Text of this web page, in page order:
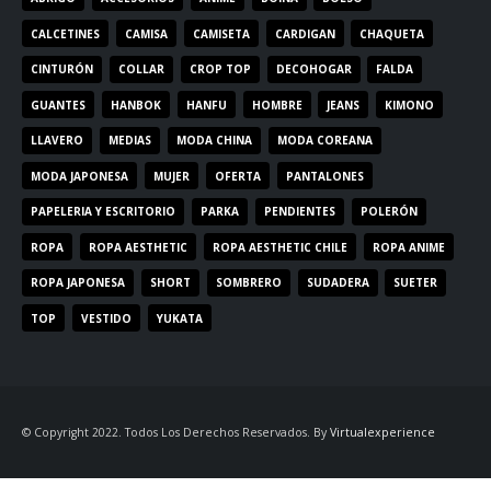
CALCETINES CAMISA CAMISETA CARDIGAN CHAQUETA
CINTURÓN COLLAR CROP TOP DECOHOGAR FALDA
GUANTES HANBOK HANFU HOMBRE JEANS KIMONO
LLAVERO MEDIAS MODA CHINA MODA COREANA
MODA JAPONESA MUJER OFERTA PANTALONES
PAPELERIA Y ESCRITORIO PARKA PENDIENTES POLERÓN
ROPA ROPA AESTHETIC ROPA AESTHETIC CHILE ROPA ANIME
ROPA JAPONESA SHORT SOMBRERO SUDADERA SUETER
TOP VESTIDO YUKATA
© Copyright 2022. Todos Los Derechos Reservados. By Virtualexperience